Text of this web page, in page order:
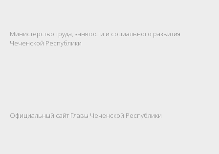
Министерство труда, занятости и социального развития
Чеченской Республики
Официальный сайт Главы Чеченской Республики